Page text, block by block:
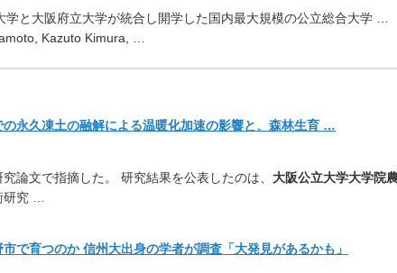
学と大阪府立大学が統合し開学した国内最大規模の公立総合大学 …
Kazuto Kimura, …
永久凍土の融解による温暖化加速の影響と、森林生育 …
論文で指摘した。 研究結果を公表したのは、 大阪公立大学大学院
研究 …
で育つのか 信州大出身の学者が調査「大発見があるかも」